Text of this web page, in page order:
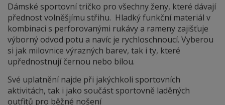
Dámské sportovní tričko pro všechny ženy, které dávají
přednost volněšjímu střihu. Hladký funkční materiál v
kombinaci s perforovanými rukávy a rameny zajišťuje
výborný odvod potu a navíc je rychloschnoucí. Vyberou
si jak milovnice výrazných barev, tak i ty, které
upřednostnují černou nebo bílou.
Své uplatnění najde při jakýchkoli sportovních
aktivitách, tak i jako součást sportovně laděných
outfitů pro běžné nošení